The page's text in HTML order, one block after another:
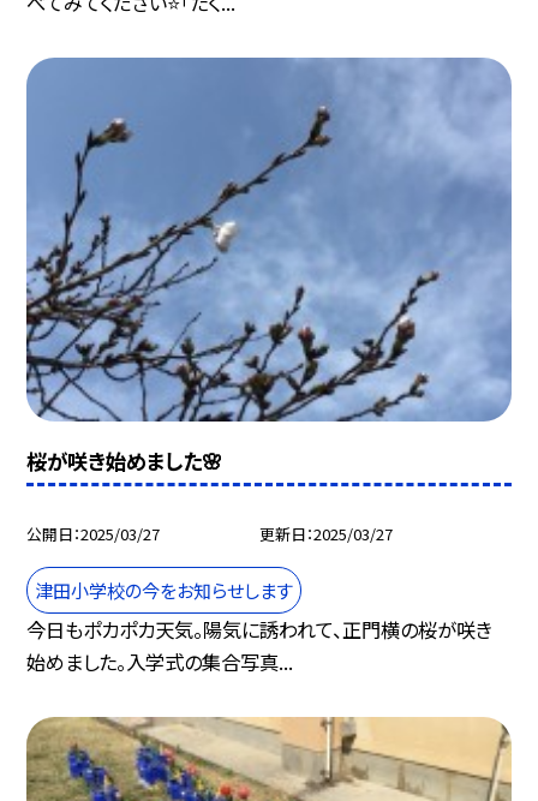
桜が咲き始めました🌸
公開日 2025/03/27 更新日 2025/03/27
津田小学校の今をお知らせします
今日もポカポカ天気。陽気に誘われて、正門横の桜が咲き
始めました。入学式の集合写真...